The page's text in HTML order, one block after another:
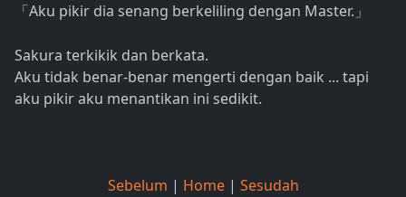
「 Aku pikir dia senang berkeliling dengan Master. 」
Sakura terkikik dan berkata.
Aku tidak benar-benar mengerti dengan baik ... tapi
aku pikir aku menantikan ini sedikit.
Sebelum | Home | Sesudah